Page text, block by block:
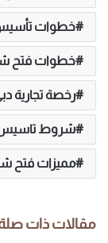
خطوات تأسيس
خطوات فتح
رخصة تجارية
شروط تاسيس
مميزات فتح
مقالات ذات